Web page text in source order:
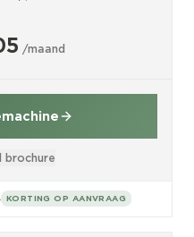
/maand
brochure
KORTING OP AANVRAAG